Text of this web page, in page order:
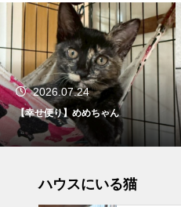
2026.07.24
【幸せ便り】めめちゃん
ハウスにいる猫